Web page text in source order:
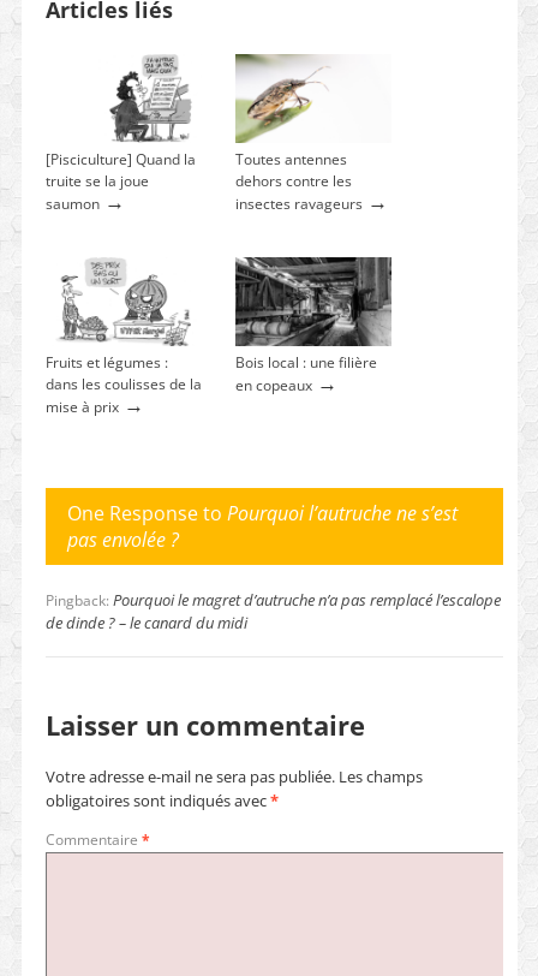
Articles liés
[Pisciculture] Quand la
truite se la joue
saumon→
Toutes antennes
dehors contre les
insectes ravageurs→
Fruits et légumes :
dans les coulisses de la
mise à prix→
Bois local : une filière
en copeaux→
One Response to Pourquoi l’autruche ne s’est
pas envolée ?
Pingback: Pourquoi le magret d’autruche n’a pas remplacé l’escalope
de dinde ? – le canard du midi
Laisser un commentaire
Votre adresse e-mail ne sera pas publiée. Les champs
obligatoires sont indiqués avec*
Commentaire *